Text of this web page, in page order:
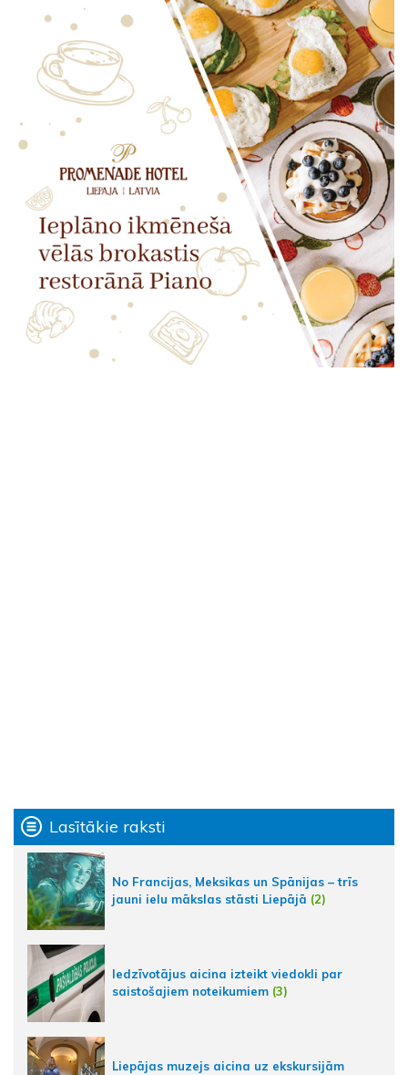
Lasītākie raksti
No Francijas, Meksikas un Spānijas – trīs
jauni ielu mākslas stāsti Liepājā (2)
Iedzīvotājus aicina izteikt viedokli par
saistošajiem noteikumiem (3)
Liepājas muzejs aicina uz ekskursijām